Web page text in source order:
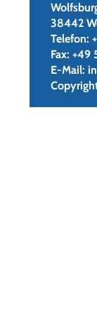
38442
Telefon:
Fax: +49
E-Mail: